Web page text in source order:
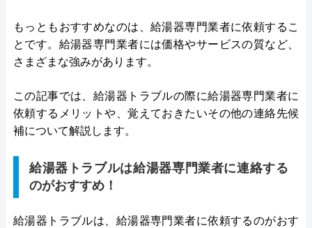
もっともおすすめなのは、給湯器専門業者に依頼するこ
とです。給湯器専門業者には価格やサービスの質など、
さまざまな強みがあります。
この記事では、給湯器トラブルの際に給湯器専門業者に
依頼するメリットや、覚えておきたいその他の連絡先候
補について解説します。
給湯器トラブルは給湯器専門業者に連絡する
のがおすすめ！
給湯器トラブルは、給湯器専門業者に依頼するのがおす